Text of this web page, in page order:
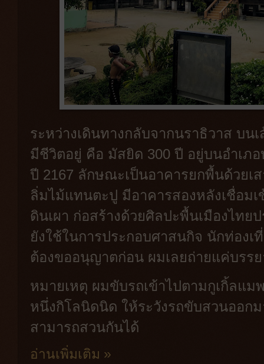
ระหว่างเดินทางกลับจากนราธิวาส บ
มีชีวิตอยู่ คือ มัสยิด 300 ปี อยู่บนอำเภ
ปี 2167 ลักษณะเป็นอาคารยกพื้นด้วยเ
ลิ่มไม้แทนตะปู มีอาคารสองหลังเชื่อมเ
ดินเผา ก่อสร้างด้วยศิลปะพื้นเมืองไท
ยังใช้ในการประกอบศาสนกิจ นักท่องเ
ต้องขออนุญาตก่อน ผมเลยถ่ายแค่บรร
หมายเหตุ ผมขับรถเข้าไปตามกูเกิ้ลแ
หนึ่งกิโลนิดนิด ให้ระวังรถขับสวนออก
สามารถสวนกันได้
อ่านเพิ่มเติม »